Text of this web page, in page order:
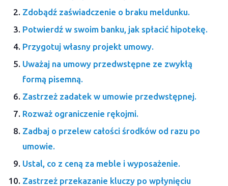
Zdobądź zaświadczenie o braku meldunku.
Potwierdź w swoim banku, jak spłacić hipotekę.
Przygotuj własny projekt umowy.
Uważaj na umowy przedwstępne ze zwykłą
formą pisemną.
Zastrzeż zadatek w umowie przedwstępnej.
Rozważ ograniczenie rękojmi.
Zadbaj o przelew całości środków od razu po
umowie.
Ustal, co z ceną za meble i wyposażenie.
Zastrzeż przekazanie kluczy po wpłynięciu